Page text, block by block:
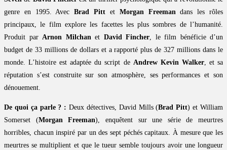
genre en 1995. AvecBrad Pitt et Morgan Freemandans les rôles
principaux, le film explore les facettes les plus sombres de l’humanité.
Produit par Arnon Milchanet David Fincher, le film bénéficie d’un
budget de 33 millions de dollars et a rapporté plus de 327 millions dans le
monde. L’histoire est adaptée du script de Andrew Kevin Walker, et sa
réputation s’est construite sur son atmosphère, ses performances et son
dénouement.
De quoi ça parle ? : Deux détectives, David Mills (Brad Pitt) et William
Somerset (Morgan Freeman), enquêtent sur une série de meurtres
horribles, chacun inspiré par un des sept péchés capitaux. À mesure que les
meurtres se multiplient et que le tueur semble toujours avoir une longueur